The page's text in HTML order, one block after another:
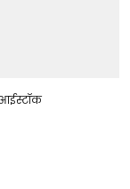
आईस्टॉक